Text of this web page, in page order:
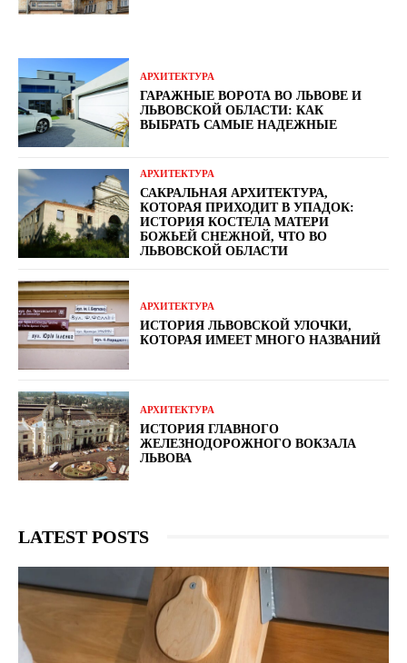
АРХИТЕКТУРА
ГАРАЖНЫЕ ВОРОТА ВО ЛЬВОВЕ И
ЛЬВОВСКОЙ ОБЛАСТИ: КАК
ВЫБРАТЬ САМЫЕ НАДЕЖНЫЕ
АРХИТЕКТУРА
САКРАЛЬНАЯ АРХИТЕКТУРА,
КОТОРАЯ ПРИХОДИТ В УПАДОК:
ИСТОРИЯ КОСТЕЛА МАТЕРИ
БОЖЬЕЙ СНЕЖНОЙ, ЧТО ВО
ЛЬВОВСКОЙ ОБЛАСТИ
АРХИТЕКТУРА
ИСТОРИЯ ЛЬВОВСКОЙ УЛОЧКИ,
КОТОРАЯ ИМЕЕТ МНОГО НАЗВАНИЙ
АРХИТЕКТУРА
ИСТОРИЯ ГЛАВНОГО
ЖЕЛЕЗНОДОРОЖНОГО ВОКЗАЛА
ЛЬВОВА
LATEST POSTS